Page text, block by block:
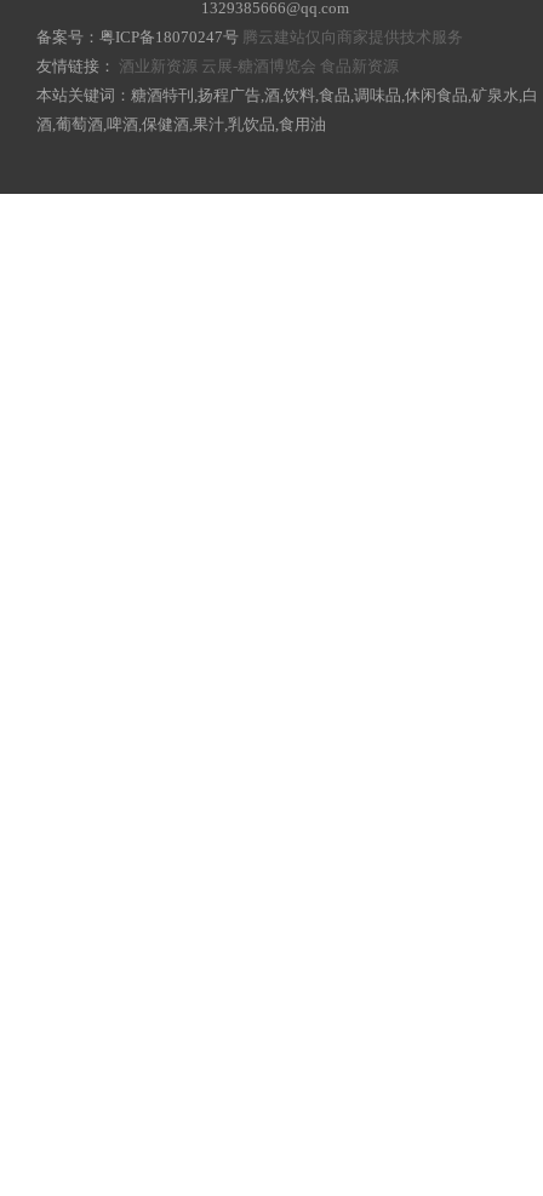
1329385666@qq.com
备案号： 粤ICP备18070247号 腾云建站仅向商家提供技术服务
友情链接： 酒业新资源 云展-糖酒博览会 食品新资源
本站关键词：糖酒特刊,扬程广告,酒,饮料,食品,调味品,休闲食品,矿泉水,白
酒,葡萄酒,啤酒,保健酒,果汁,乳饮品,食用油